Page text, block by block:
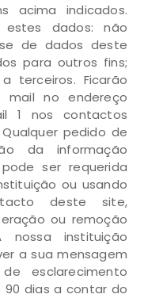
acima indicados.
estes dados: não
de dados deste
para outros fins;
terceiros. Ficarão
no endereço
1 nos contactos
pedido de
da informação
ser requerida
ou usando
deste site,
ou remoção
instituição
a sua mensagem
esclarecimento
dias a contar do